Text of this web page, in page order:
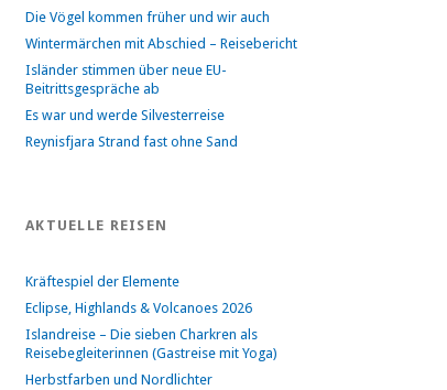
Die Vögel kommen früher und wir auch
Wintermärchen mit Abschied – Reisebericht
Isländer stimmen über neue EU-
Beitrittsgespräche ab
Es war und werde Silvesterreise
Reynisfjara Strand fast ohne Sand
AKTUELLE REISEN
Kräftespiel der Elemente
Eclipse, Highlands & Volcanoes 2026
Islandreise – Die sieben Charkren als
Reisebegleiterinnen (Gastreise mit Yoga)
Herbstfarben und Nordlichter